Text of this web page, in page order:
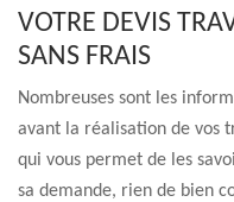
VOTRE DEVIS
SANS FRAIS
Nombreuses sont les
avant la réalisation de vos
qui vous permet de les
sa demande, rien de bien